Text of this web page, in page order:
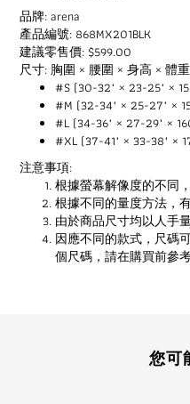
品牌: arena
產品編號: 868MX201BLK
建議零售價: $599.00
尺寸: 胸圍 × 腰圍 × 身高 × 體重
#S (30-32" × 23-25" ×
#M (32-34" × 25-27" ×
#L (34-36" × 27-29" ×
#XL (37-41" × 33-38" ×
注意事項:
根據螢幕解像度的不同
根據不同的量度方法，
由於商品尺寸均以人手
因應不同的款式，尺碼
個尺碼，請在購買前參
您可